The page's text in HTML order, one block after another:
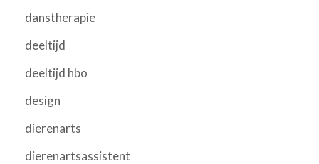
danstherapie
deeltijd
deeltijd hbo
design
dierenarts
dierenartsassistent